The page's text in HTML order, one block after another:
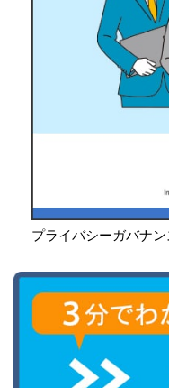
プライバシーガバナン